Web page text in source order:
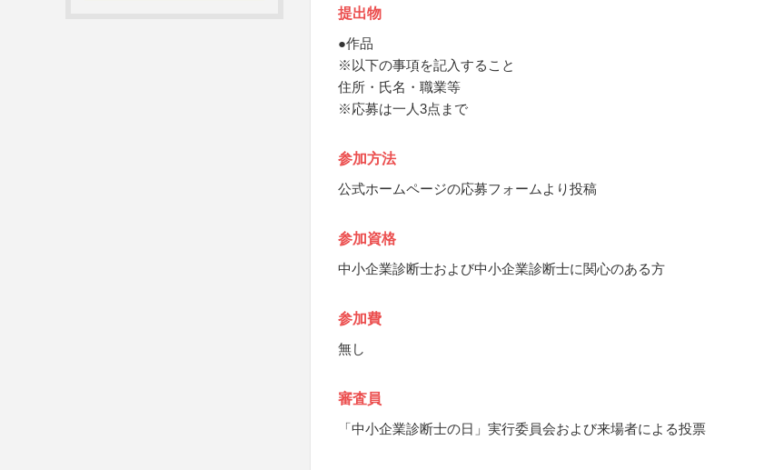
提出物
●作品
※以下の事項を記入すること
住所・氏名・職業等
※応募は一人3点まで
参加方法
公式ホームページの応募フォームより投稿
参加資格
中小企業診断士および中小企業診断士に関心のある方
参加費
無し
審査員
「中小企業診断士の日」実行委員会および来場者による投票